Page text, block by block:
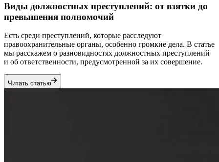
Виды должностных преступлений: от взятки до
превышения полномочий
Есть среди преступлений, которые расследуют
правоохранительные органы, особенно громкие дела. В статье
мы расскажем о разновидностях должностных преступлений
и об ответственности, предусмотренной за их совершение.
Читать статью